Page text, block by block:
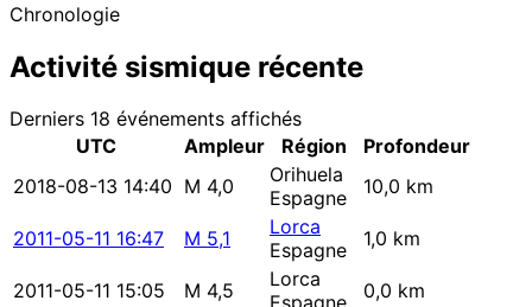
Chronologie
Activité sismique récente
Derniers 18 événements affichés
UTC
Ampleur Région
Profondeur
2018-08-13 14:40 M 4,0
Orihuela
Espagne
10,0 km
2011-05-11 16:47 M 5,1
Lorca
Espagne
1,0 km
2011-05-11 15:05 M 4,5
Lorca
0,0 km